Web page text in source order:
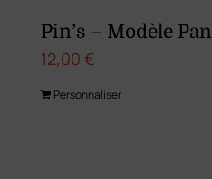
Pin’s – Modèle
12,00 €
Personnaliser